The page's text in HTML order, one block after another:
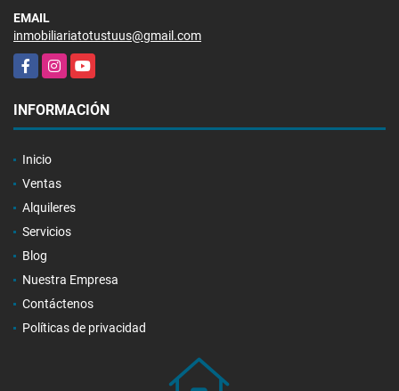
EMAIL
inmobiliariatotustuus@gmail.com
FacebookInstagramYouTube
INFORMACIÓN
Inicio
Ventas
Alquileres
Servicios
Blog
Nuestra Empresa
Contáctenos
Políticas de privacidad